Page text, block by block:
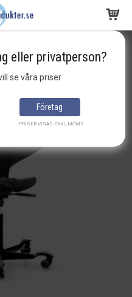
i varukorgen
eller privatperson?
se våra priser
Företag
PRISER VISAS EXKL.MOMS